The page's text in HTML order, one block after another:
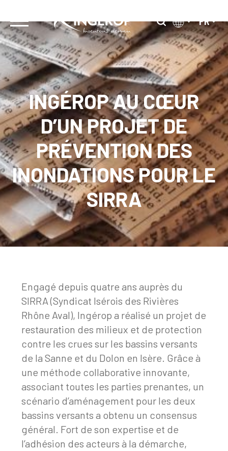
content
FR
INGÉROP AU CŒUR
D’UN PROJET DE
PRÉVENTION DES
INONDATIONS POUR LE
SIRRA
Engagé depuis quatre ans auprès du
SIRRA (Syndicat Isérois des Rivières
Rhône Aval), Ingérop a réalisé un projet de
restauration des milieux et de protection
contre les crues sur les bassins versants
de la Sanne et du Dolon en Isère. Grâce à
une méthode collaborative innovante,
associant toutes les parties prenantes, un
scénario d’aménagement pour les deux
bassins versants a obtenu un consensus
général. Fort de son expertise et de
l’adhésion des acteurs à la démarche,